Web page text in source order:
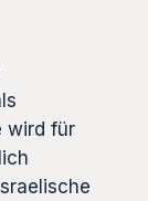
wird für